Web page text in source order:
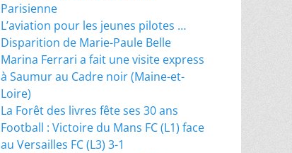
Parisienne
L’aviation pour les jeunes pilotes …
Disparition de Marie-Paule Belle
Marina Ferrari a fait une visite express
à Saumur au Cadre noir (Maine-et-
Loire)
La Forêt des livres fête ses 30 ans
Football : Victoire du Mans FC (L1) face
au Versailles FC (L3) 3-1